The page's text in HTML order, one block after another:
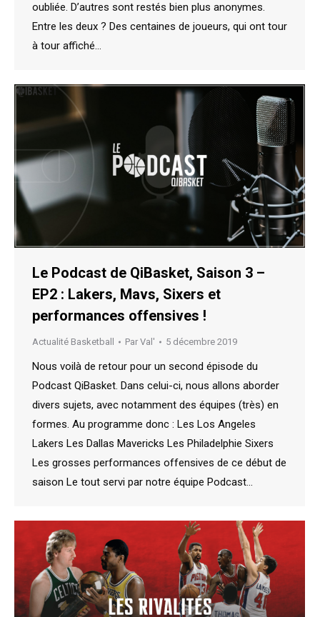
oubliée. D’autres sont restés bien plus anonymes.
Entre les deux ? Des centaines de joueurs, qui ont tour
à tour affiché…
Le Podcast de QiBasket, Saison 3 –
EP2 : Lakers, Mavs, Sixers et
performances offensives !
Actualité Basketball Par Val' 5 décembre 2019
Nous voilà de retour pour un second épisode du
Podcast QiBasket. Dans celui-ci, nous allons aborder
divers sujets, avec notamment des équipes (très) en
formes. Au programme donc : Les Los Angeles
Lakers Les Dallas Mavericks Les Philadelphie Sixers
Les grosses performances offensives de ce début de
saison Le tout servi par notre équipe Podcast…